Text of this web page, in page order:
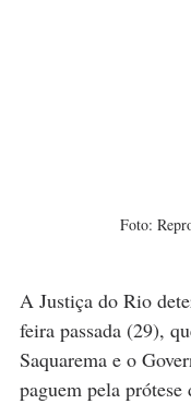
Foto:
A Justiça do Rio
feira passada (29),
Saquarema e o
paguem pela prótese